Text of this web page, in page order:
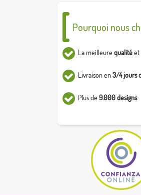
Pourquoi nous
La meilleure qualitéet
Livraison en3/4 jours
Plus de 9.000 designs